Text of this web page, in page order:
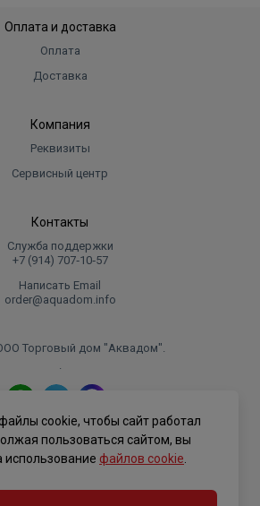
Оплата и доставка
Оплата
Доставка
Компания
Реквизиты
Сервисный центр
Контакты
Служба поддержки
+7 (914) 707‑10‑57
Написать Email
order@aquadom.info
Торговый дом "Аквадом".
.
конфиденциальности
cookie, чтобы сайт работал
пользоваться сайтом, вы
использование файлов cookie